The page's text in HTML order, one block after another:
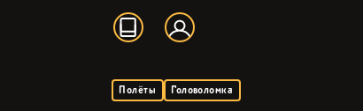
Полёты Головоломка